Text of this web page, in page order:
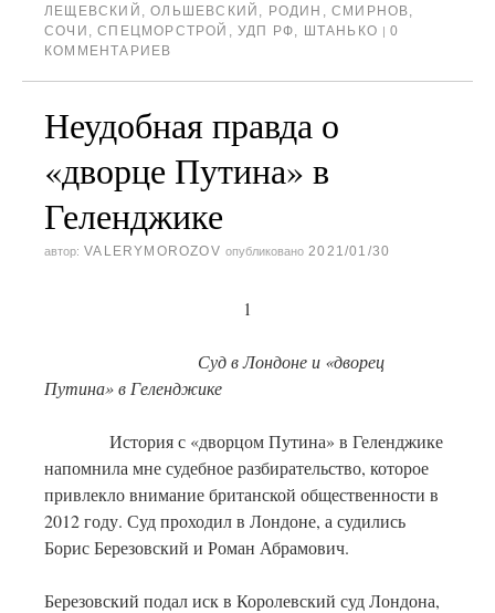
ЛЕЩЕВСКИЙ ,ОЛЬШЕВСКИЙ , РОДИН ,СМИРНОВ,
СОЧИ ,СПЕЦМОРСТРОЙ ,УДП РФ, ШТАНЬКО | 0
КОММЕНТАРИЕВ
Неудобная правда о
«дворце Путина» в
Геленджике
автор: VALERYMOROZOV опубликовано 2021/01/30
1
Суд в Лондоне и «дворец
Путина» в Геленджике
История с «дворцом Путина» в Геленджике
напомнила мне судебное разбирательство, которое
привлекло внимание британской общественности в
2012 году. Суд проходил в Лондоне, а судились
Борис Березовский и Роман Абрамович.
Березовский подал иск в Королевский суд Лондона,